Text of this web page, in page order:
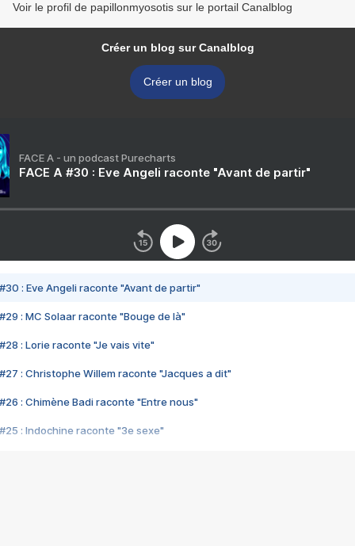
Voir le profil de papillonmyosotis sur le portail Canalblog
Créer un blog sur Canalblog
Créer un blog
FACE A - un podcast Purecharts
FACE A #30 : Eve Angeli raconte "Avant de partir"
#30 : Eve Angeli raconte "Avant de partir"
#29 : MC Solaar raconte "Bouge de là"
#28 : Lorie raconte "Je vais vite"
#27 : Christophe Willem raconte "Jacques a dit"
#26 : Chimène Badi raconte "Entre nous"
#25 : Indochine raconte "3e sexe"